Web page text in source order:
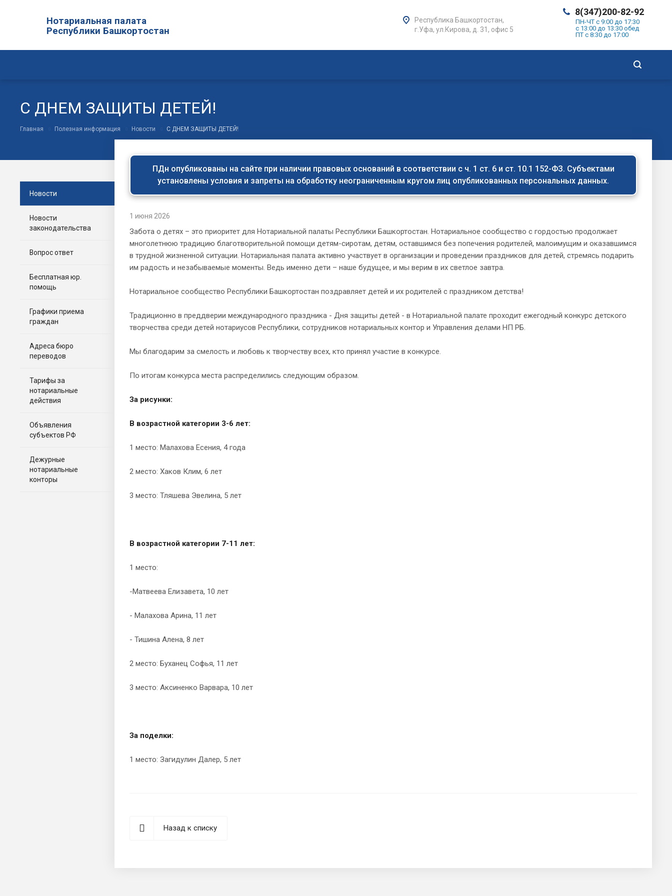
Нотариальная палата
Республики Башкортостан
8(347)200-82-92
ПН-ЧТ с 9:00 до 17:30
с 13:00 до 13:30 обед
ПТ с 8:30 до 17:00
Республика Башкортостан,
г.Уфа, ул.Кирова, д. 31, офис 5
С ДНЕМ ЗАЩИТЫ ДЕТЕЙ!
Главная Полезная информация Новости С ДНЕМ ЗАЩИТЫ ДЕТЕЙ!
Новости
Новости
законодательства
Вопрос ответ
Бесплатная юр.
помощь
Графики приема
граждан
Адреса бюро
переводов
Тарифы за
нотариальные
действия
Объявления
субъектов РФ
Дежурные
нотариальные
конторы
ПДн опубликованы на сайте при наличии правовых оснований в соответствии с ч. 1 ст. 6 и ст. 10.1 152-ФЗ. Субъектами
установлены условия и запреты на обработку неограниченным кругом лиц опубликованных персональных данных.
1 июня 2026
Забота о детях – это приоритет для Нотариальной палаты Республики Башкортостан. Нотариальное сообщество с гордостью продолжает
многолетнюю традицию благотворительной помощи детям-сиротам, детям, оставшимся без попечения родителей, малоимущим и оказавшимся
в трудной жизненной ситуации. Нотариальная палата активно участвует в организации и проведении праздников для детей, стремясь подарить
им радость и незабываемые моменты. Ведь именно дети – наше будущее, и мы верим в их светлое завтра.
Нотариальное сообщество Республики Башкортостан поздравляет детей и их родителей с праздником детства!
Традиционно в преддверии международного праздника - Дня защиты детей - в Нотариальной палате проходит ежегодный конкурс детского
творчества среди детей нотариусов Республики, сотрудников нотариальных контор и Управления делами НП РБ.
Мы благодарим за смелость и любовь к творчеству всех, кто принял участие в конкурсе.
По итогам конкурса места распределились следующим образом.
За рисунки:
В возрастной категории 3-6 лет:
1 место: Малахова Есения, 4 года
2 место: Хаков Клим, 6 лет
3 место: Тляшева Эвелина, 5 лет
В возрастной категории 7-11 лет:
1 место:
-Матвеева Елизавета, 10 лет
- Малахова Арина, 11 лет
- Тишина Алена, 8 лет
2 место: Буханец Софья, 11 лет
3 место: Аксиненко Варвара, 10 лет
За поделки:
1 место: Загидулин Далер, 5 лет
Назад к списку